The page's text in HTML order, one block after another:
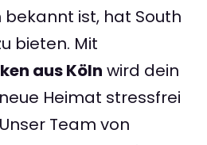
ist, hat South
bieten. Mit
aus Köln wird dein
Heimat stressfrei
Team von